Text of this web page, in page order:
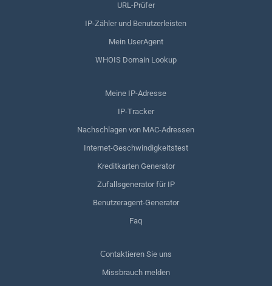
URL-Prüfer
IP-Zähler und Benutzerleisten
Mein UserAgent
WHOIS Domain Lookup
Meine IP-Adresse
IP-Tracker
Nachschlagen von MAC-Adressen
Internet-Geschwindigkeitstest
Kreditkarten Generator
Zufallsgenerator für IP
Benutzeragent-Generator
Faq
Сontaktieren Sie uns
Missbrauch melden